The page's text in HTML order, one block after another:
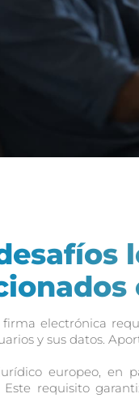
electrónica
y sus datos.
europeo, en
Este requisito